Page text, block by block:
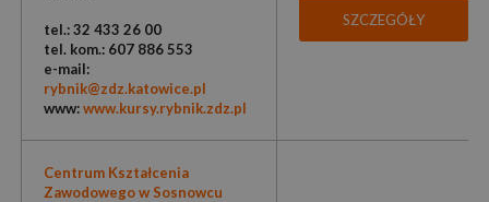
tel.: 32 433 26 00
tel. kom.: 607 886 553
e-mail:
rybnik@zdz.katowice.pl
www:www.kursy.rybnik.zdz.pl
SZCZEGÓŁY
Centrum Kształcenia
Zawodowego w Sosnowcu